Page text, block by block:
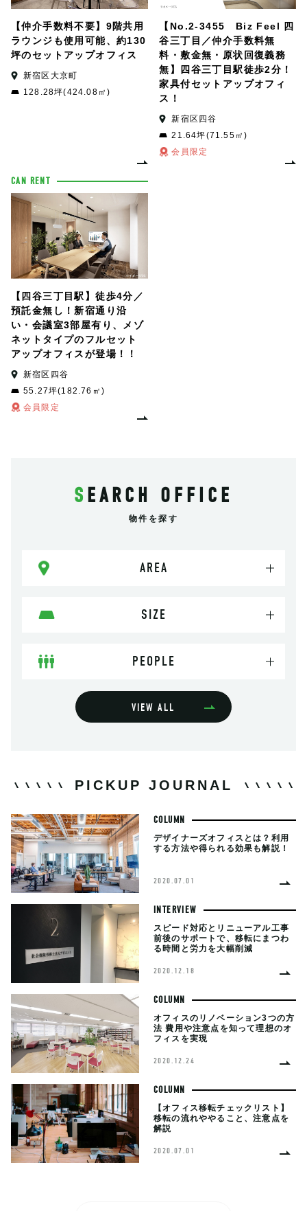
【仲介手数料不要】9階共用
ラウンジも使用可能、約130
坪のセットアップオフィス
新宿区大京町
128.28坪(424.08㎡)
【No.2-3455 Biz Feel 四
谷三丁目／仲介手数料無
料・敷金無・原状回復義務
無】四谷三丁目駅徒歩2分！
家具付セットアップオフィ
ス！
新宿区四谷
21.64坪(71.55㎡)
会員限定
CAN RENT
【四谷三丁目駅】徒歩4分／
預託金無し！新宿通り沿
い・会議室3部屋有り、メゾ
ネットタイプのフルセット
アップオフィスが登場！！
新宿区四谷
55.27坪(182.76㎡)
会員限定
SEARCH OFFICE
物件を探す
AREA
SIZE
PEOPLE
VIEW ALL
PICKUP JOURNAL
COLUMN
デザイナーズオフィスとは？利用
する方法や得られる効果も解説！
2020.07.01
INTERVIEW
スピード対応とリニューアル工事
前後のサポートで、移転にまつわ
る時間と労力を大幅削減
2020.12.18
COLUMN
オフィスのリノベーション3つの方
法 費用や注意点を知って理想のオ
フィスを実現
2020.12.24
COLUMN
【オフィス移転チェックリスト】
移転の流れややること、注意点を
解説
2020.07.01